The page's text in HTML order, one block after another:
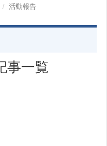
活動報告
事一覧